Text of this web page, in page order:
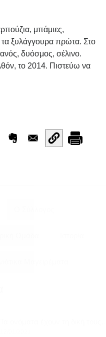
μπάμιες,
τα ξυλάγγουρα πρώτα. Στο
δυόσμος, σέλινο.
το 2014. Πιστεύω να